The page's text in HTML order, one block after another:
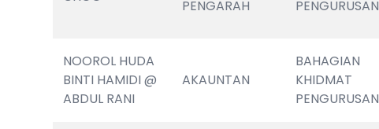
PENGARAH
PENGURUSAN
NOOROL HUDA
BINTI HAMIDI @
ABDUL RANI
AKAUNTAN
BAHAGIAN
KHIDMAT
PENGURUSAN